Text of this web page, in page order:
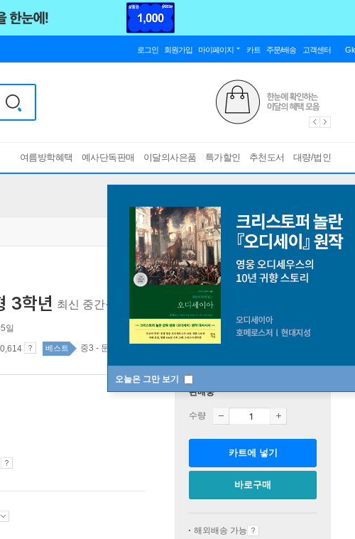
로그인 회원가입 마이페이지 카트 주문/배송 고객센터
여름방학혜택 예사단독판매 이달의사은품 특가할인 추천도서 대량/법인
오늘은 그만 보기
3학년 최신 중간·기말고사 빈출 서술형 마스터
일
베스트 중3 - 문제집 top100 7주
판매중
수량
카트에 넣기
바로구매
해외배송 가능